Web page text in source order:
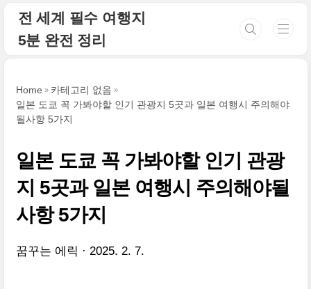
전 세계 필수 여행지
5분 완전 정리
Home
카테고리 없음
일본 도쿄 꼭 가봐야할 인기 관광지 5곳과 일본 여행시 주의해야
될사항 5가지
일본 도쿄 꼭 가봐야할 인기 관광
지 5곳과 일본 여행시 주의해야될
사항 5가지
꿈꾸는 에릭 2025. 2. 7.